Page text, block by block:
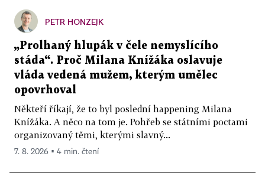
PETR HONZEJK
„Prolhaný hlupák v čele nemyslícího
stáda“. Proč Milana Knížáka oslavuje
vláda vedená mužem, kterým umělec
opovrhoval
Někteří říkají, že to byl poslední happening Milana
Knížáka. A něco na tom je. Pohřeb se státními poctami
organizovaný těmi, kterými slavný...
7. 8. 2026 ▪ 4 min. čtení